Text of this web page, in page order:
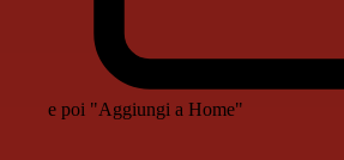
e poi "Aggiungi a Home"